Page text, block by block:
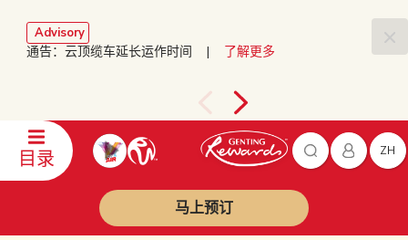
Advisory
通告：云顶缆车延长运作时间 | 了解更多
目录 ZH
马上预订